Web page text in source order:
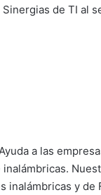
de TI al
a las
inalámbricas y de